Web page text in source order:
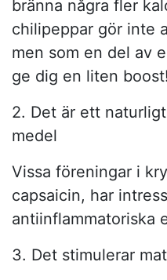
bränna några fler
chilipeppar gör inte
men som en del av
ge dig en liten boost!
2. Det är ett
medel
Vissa föreningar i
capsaicin, har
antiinflammatoriska
3. Det stimulerar